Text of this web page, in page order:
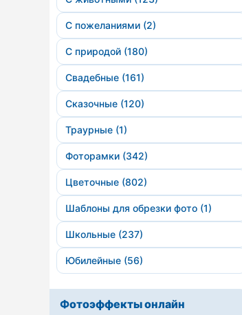
С пожеланиями (2)
С природой (180)
Свадебные (161)
Сказочные (120)
Траурные (1)
Фоторамки (342)
Цветочные (802)
Шаблоны для обрезки фото (1)
Школьные (237)
Юбилейные (56)
Фотоэффекты онлайн